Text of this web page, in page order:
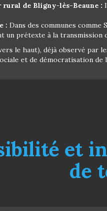
de Bligny-lès-Beaune :
: Dans des communes comme
un prétexte à la
le haut), déjà observé par
et de démocratisation de
et
de